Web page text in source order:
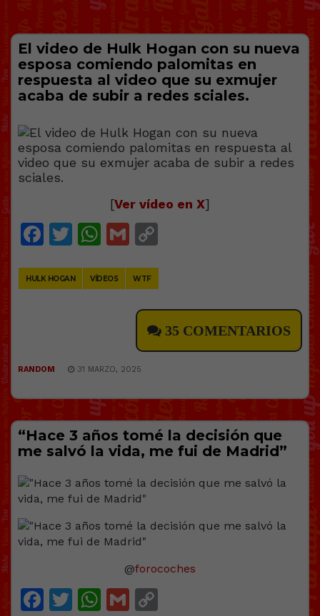
El video de Hulk Hogan con su nueva
esposa comiendo palomitas en
respuesta al video que su exmujer
acaba de subir a redes sciales.
[Ver vídeo en X]
Facebook
Twitter
WhatsApp
Gmail
HULK HOGAN VÍDEOS WTF
35 COMENTARIOS
RANDOM 31 MARZO, 2025
“Hace 3 años tomé la decisión que
me salvó la vida, me fui de Madrid”
@forocoches
Facebook
Twitter
WhatsApp
Gmail